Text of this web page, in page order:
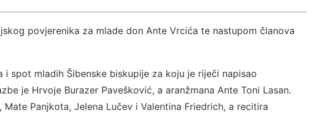
povjerenika za mlade don Ante Vrcića te nastupom članova
i spot mladih Šibenske biskupije za koju je riječi napisao
je Hrvoje Burazer Pavešković, a aranžmana Ante Toni Lasan.
Panjkota, Jelena Lučev i Valentina Friedrich, a recitira